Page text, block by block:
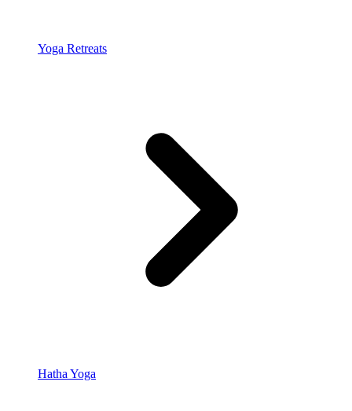
Yoga Retreats
Hatha Yoga